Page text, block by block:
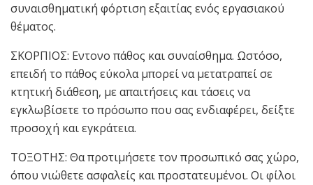
συναισθηματική φόρτιση εξαιτίας ενός εργασιακού
θέματος.
ΣΚΟΡΠΙΟΣ: Εντονο πάθος και συναίσθημα. Ωστόσο,
επειδή το πάθος εύκολα μπορεί να μετατραπεί σε
κτητική διάθεση, με απαιτήσεις και τάσεις να
εγκλωβίσετε το πρόσωπο που σας ενδιαφέρει, δείξτε
προσοχή και εγκράτεια.
ΤΟΞΟΤΗΣ: Θα προτιμήσετε τον προσωπικό σας χώρο,
όπου νιώθετε ασφαλείς και προστατευμένοι. Οι φίλοι